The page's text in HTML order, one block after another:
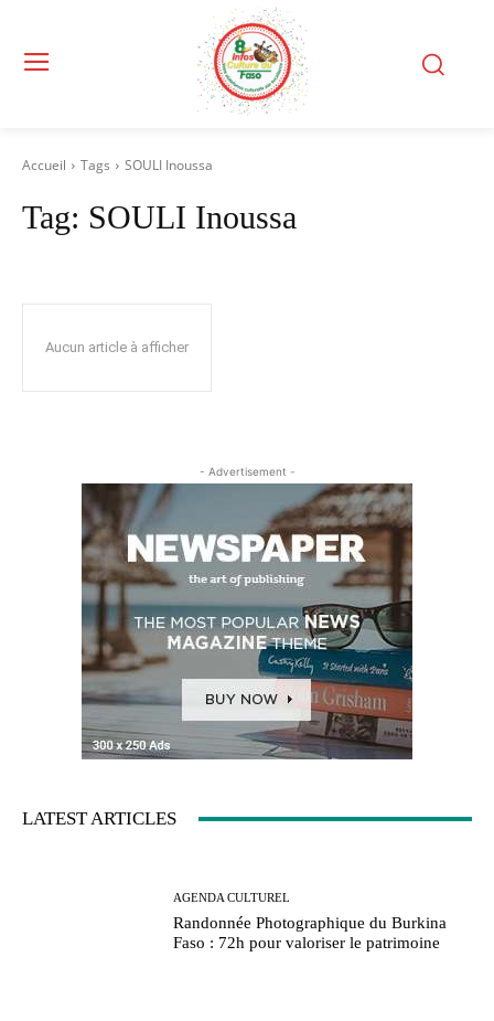
Accueil Tags SOULI Inoussa
Tag: SOULI Inoussa
Aucun article à afficher
- Advertisement -
LATEST ARTICLES
AGENDA CULTUREL
Randonnée Photographique du Burkina
Faso : 72h pour valoriser le patrimoine